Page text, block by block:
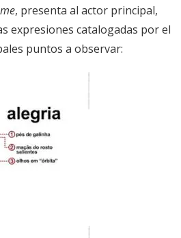
, presenta al actor principal,
expresiones catalogadas por el
puntos a observar: